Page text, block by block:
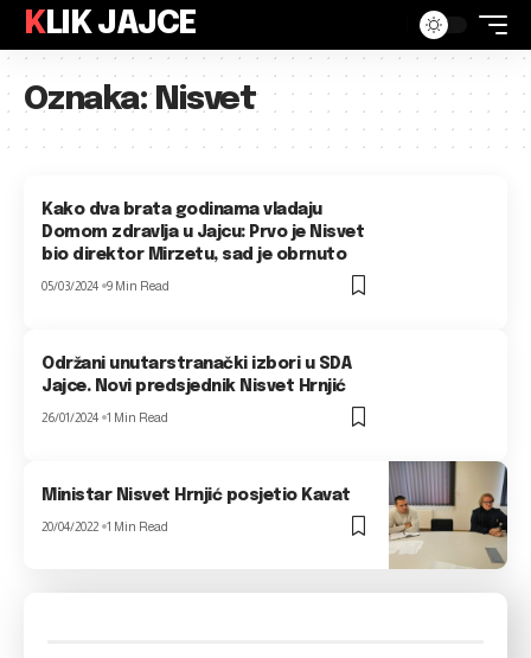
KLIK JAJCE
Oznaka:Nisvet
Kako dva brata godinama vladaju
Domom zdravlja u Jajcu: Prvo je Nisvet
bio direktor Mirzetu, sad je obrnuto
05/03/2024 9 Min Read
Održani unutarstranački izbori u SDA
Jajce. Novi predsjednik Nisvet Hrnjić
26/01/2024 1 Min Read
Ministar Nisvet Hrnjić posjetio Kavat
20/04/2022 1 Min Read